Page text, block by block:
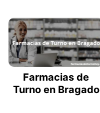
Farmacias de
Turno en Bragado